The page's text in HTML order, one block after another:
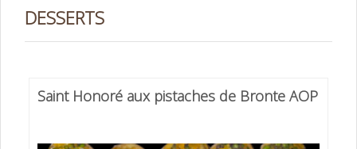
DESSERTS
Saint Honoré aux pistaches de Bronte AOP